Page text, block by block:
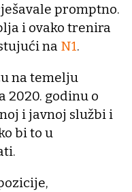
promptno.
i ovako trenira
na N1.
na temelju
2020. godinu o
i javnoj službi i
bi to u